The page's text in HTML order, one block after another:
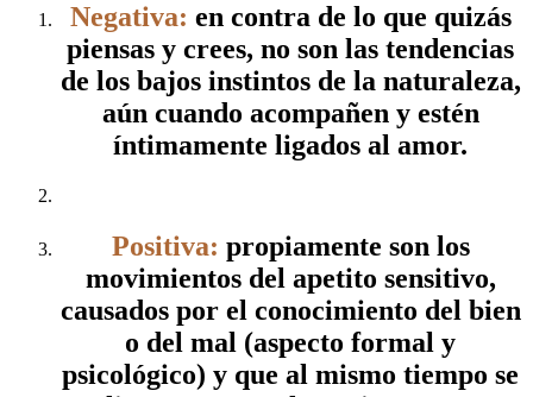
Negativa: en contra de lo que quizás
piensas y crees, no son las tendencias
de los bajos instintos de la naturaleza,
aún cuando acompañen y estén
íntimamente ligados al amor.
Positiva: propiamente son los
movimientos del apetito sensitivo,
causados por el conocimiento del bien
o del mal (aspecto formal y
psicológico) y que al mismo tiempo se